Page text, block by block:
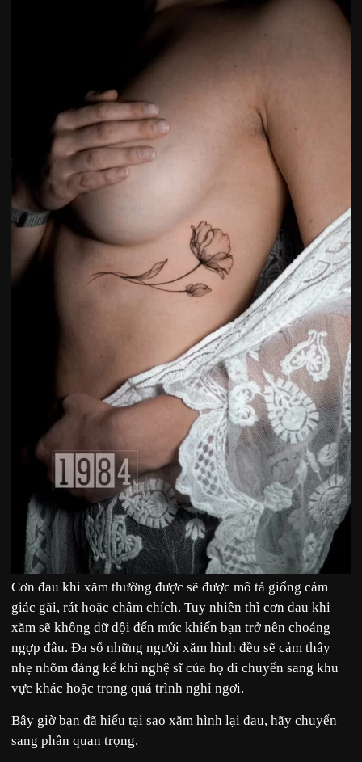
Cơn đau khi xăm thường được sẽ được mô tả giống cảm
giác gãi, rát hoặc châm chích. Tuy nhiên thì cơn đau khi
xăm sẽ không dữ dội đến mức khiến bạn trở nên choáng
ngợp đâu. Đa số những người xăm hình đều sẽ cảm thấy
nhẹ nhõm đáng kể khi nghệ sĩ của họ di chuyển sang khu
vực khác hoặc trong quá trình nghỉ ngơi.
Bây giờ bạn đã hiểu tại sao xăm hình lại đau, hãy chuyển
sang phần quan trọng.